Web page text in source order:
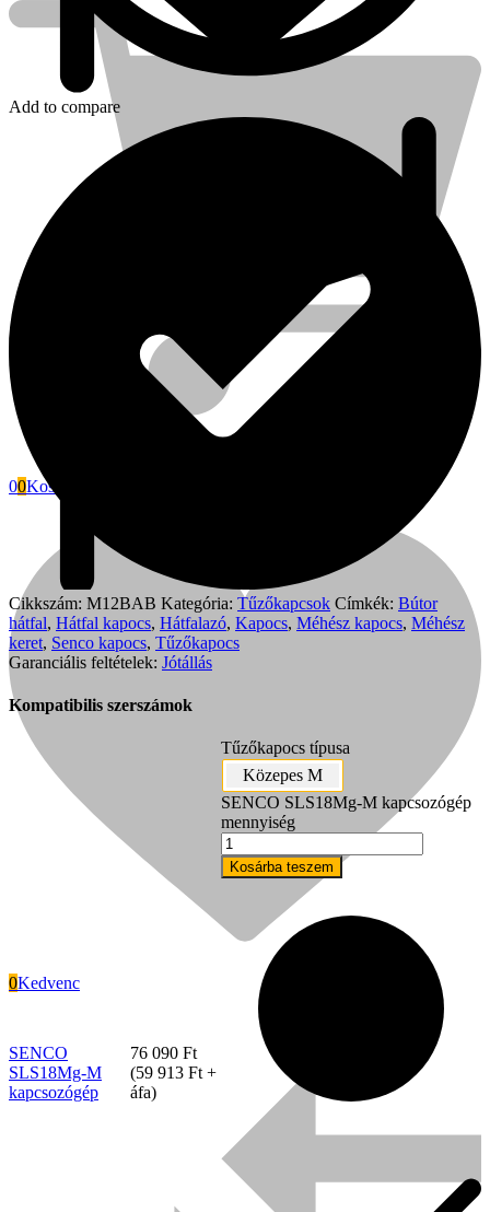
Kihlberg
Fini Betta
Signode
00Kosár
0Kedvenc
Add to compare
Cikkszám: M12BAB Kategória: Tűzőkapcsok Címkék: Bútor
hátfal, Hátfal kapocs, Hátfalazó, Kapocs, Méhész kapocs, Méhész
keret, Senco kapocs, Tűzőkapocs
Garanciális feltételek: Jótállás
Kompatibilis szerszámok
SENCO
SLS18Mg-M
kapcsozógép
76 090 Ft
(59 913 Ft +
áfa)
Tűzőkapocs típusa
Közepes M
SENCO SLS18Mg-M kapcsozógép
mennyiség
Kosárba teszem